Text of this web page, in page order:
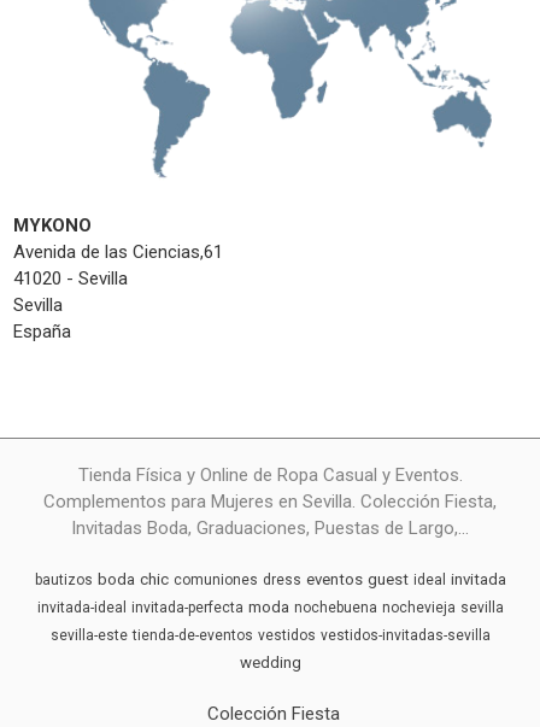
MYKONO
Avenida de las Ciencias,61
41020 - Sevilla
Sevilla
España
Tienda Física y Online de Ropa Casual y Eventos.
Complementos para Mujeres en Sevilla. Colección Fiesta,
Invitadas Boda, Graduaciones, Puestas de Largo,...
bautizos boda chic comuniones dress eventos guest ideal invitada
invitada-ideal invitada-perfecta moda nochebuena nochevieja sevilla
sevilla-este tienda-de-eventos vestidos vestidos-invitadas-sevilla
wedding
Colección Fiesta